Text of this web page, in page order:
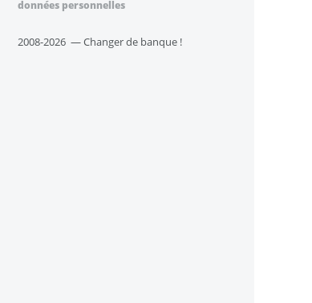
données personnelles
2008-2026 — Changer de banque !